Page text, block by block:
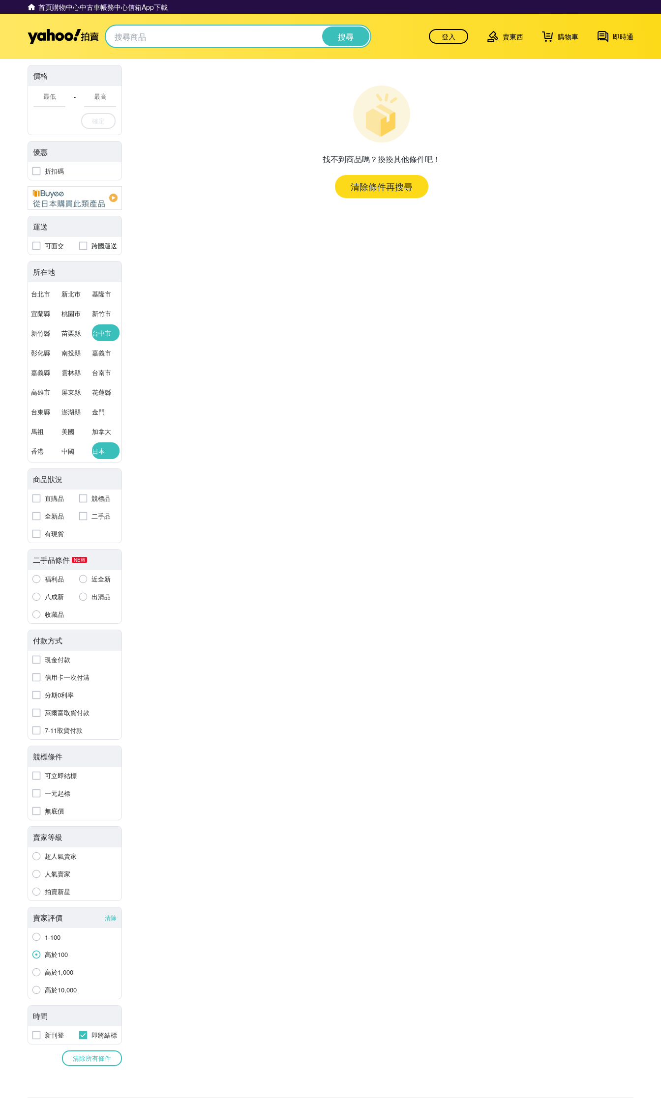
首頁購物中心中古車帳務中心信箱App下載
Yahoo拍賣 搜尋 登入 賣東西 購物車 即時通
價格
-
確定
優惠
折扣碼
運送
可面交 跨國運送
所在地
台北市 新北市 基隆市
宜蘭縣 桃園市 新竹市
新竹縣 苗栗縣 台中市
彰化縣 南投縣 嘉義市
嘉義縣 雲林縣 台南市
高雄市 屏東縣 花蓮縣
台東縣 澎湖縣 金門
馬祖 美國 加拿大
香港 中國 日本
商品狀況
直購品
競標品
全新品
二手品
有現貨
二手品條件 NEW
福利品
近全新
八成新
出清品
收藏品
付款方式
現金付款
信用卡一次付清
分期0利率
萊爾富取貨付款
7-11取貨付款
競標條件
可立即結標
一元起標
無底價
賣家等級
超人氣賣家
人氣賣家
拍賣新星
賣家評價 清除
1-100
高於100
高於1,000
高於10,000
時間
新刊登 即將結標
清除所有條件
找不到商品嗎？換換其他條件吧！
清除條件再搜尋